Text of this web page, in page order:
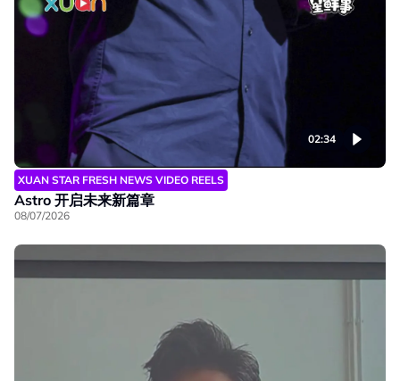
02:34
XUAN STAR FRESH NEWS VIDEO REELS
Astro 开启未来新篇章
08/07/2026